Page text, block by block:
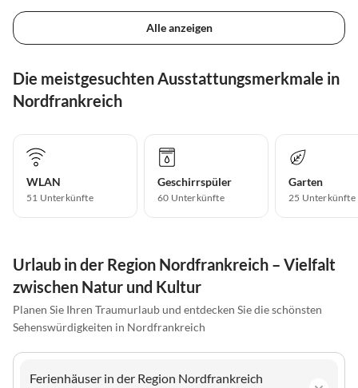
Alle anzeigen
Die meistgesuchten Ausstattungsmerkmale in
Nordfrankreich
WLAN
51 Unterkünfte
Geschirrspüler
60 Unterkünfte
Garten
25 Unterkünfte
Urlaub in der Region Nordfrankreich – Vielfalt
zwischen Natur und Kultur
Planen Sie Ihren Traumurlaub und entdecken Sie die schönsten
Sehenswürdigkeiten in Nordfrankreich
Ferienhäuser in der Region Nordfrankreich